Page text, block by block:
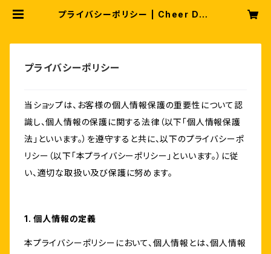
プライバシーポリシー | Cheer Driv
プライバシーポリシー
当ショップは、お客様の個人情報保護の重要性について認
識し、個人情報の保護に関する法律（以下「個人情報保護
法」といいます。）を遵守すると共に、以下のプライバシーポ
リシー（以下「本プライバシーポリシー」といいます。）に従
い、適切な取扱い及び保護に努めます。
1. 個人情報の定義
本プライバシーポリシーにおいて、個人情報とは、個人情報